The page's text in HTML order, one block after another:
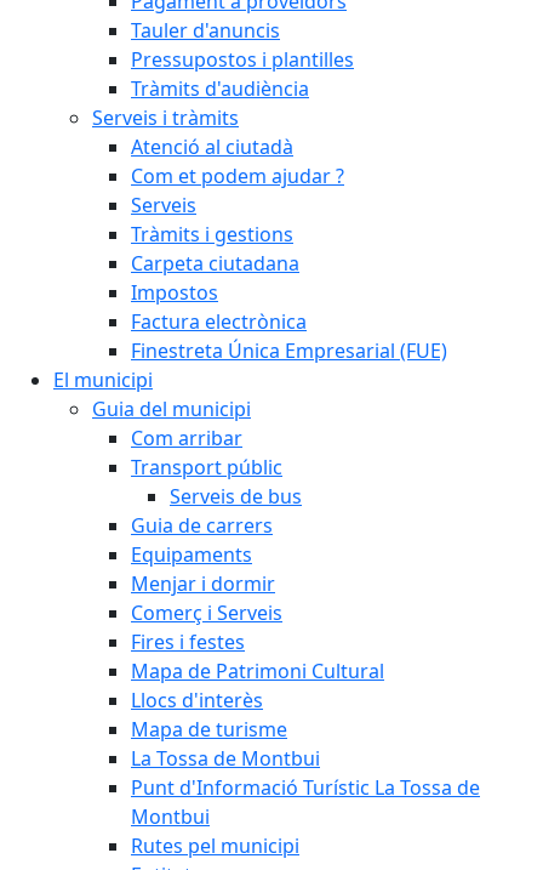
Tauler d'anuncis
Pressupostos i plantilles
Tràmits d'audiència
Serveis i tràmits
Atenció al ciutadà
Com et podem ajudar ?
Serveis
Tràmits i gestions
Carpeta ciutadana
Impostos
Factura electrònica
Finestreta Única Empresarial (FUE)
El municipi
Guia del municipi
Com arribar
Transport públic
Serveis de bus
Guia de carrers
Equipaments
Menjar i dormir
Comerç i Serveis
Fires i festes
Mapa de Patrimoni Cultural
Llocs d'interès
Mapa de turisme
La Tossa de Montbui
Punt d'Informació Turístic La Tossa de
Montbui
Rutes pel municipi